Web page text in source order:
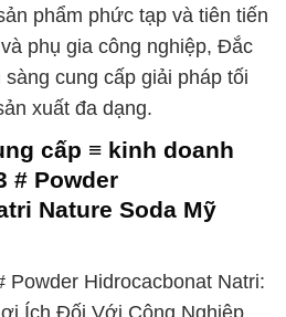
phẩm phức tạp và tiên tiến
phụ gia công nghiệp, Đắc
cung cấp giải pháp tối
xuất đa dạng.
cấp ≡ kinh doanh
# Powder
Nature Soda Mỹ
Powder Hidrocacbonat Natri:
Ích Đối Với Công Nghiệp